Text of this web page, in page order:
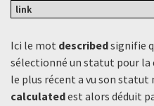
Ici le mot describedsignifie
sélectionné un statut ​​pour la
le plus récent a vu son statut
calculatedest alors déduit